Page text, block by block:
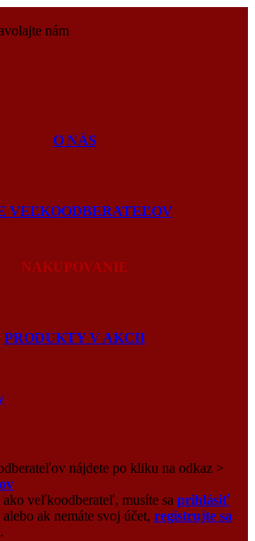
nám
O NÁS
VEĽKOODBERATEĽOV
NAKUPOVANIE
PRODUKTY V AKCII
nájdete po kliku na odkaz >
veľkoodberateľ, musíte sa prihlásiť
alebo ak nemáte svoj účet, registrujte sa
.